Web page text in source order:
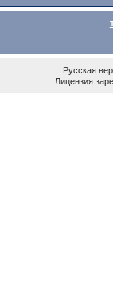
Русская
Лицензия